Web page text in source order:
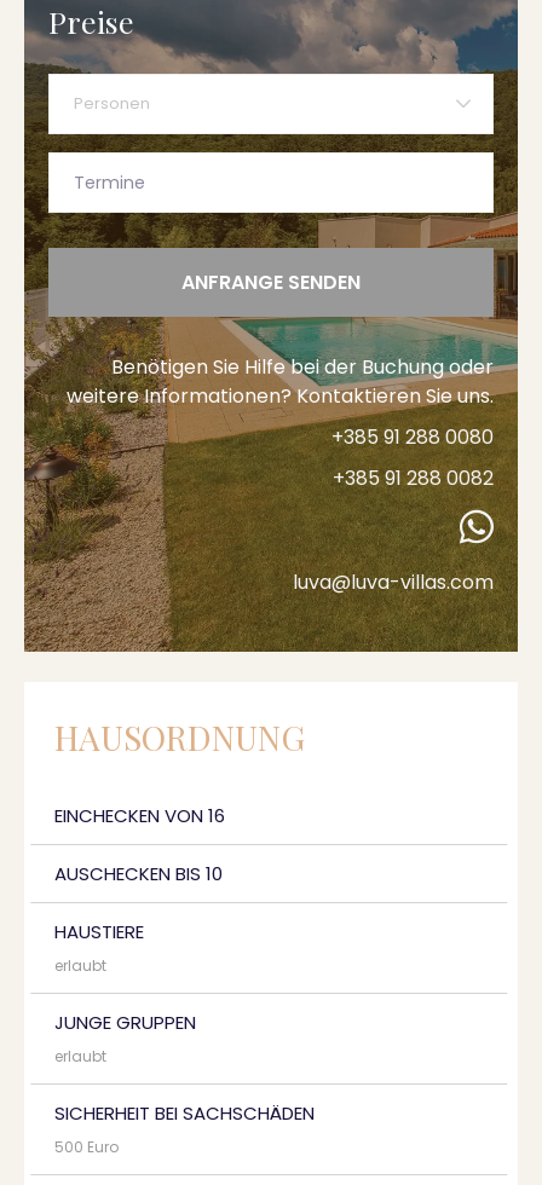
Preise
Personen
ANFRANGE SENDEN
luva@luva-villas.com
Benötigen Sie Hilfe bei der Buchung oder
weitere Informationen? Kontaktieren Sie uns.
+385 91 288 0080
+385 91 288 0082
HAUSORDNUNG
EINCHECKEN VON 16
AUSCHECKEN BIS 10
HAUSTIERE
erlaubt
JUNGE GRUPPEN
erlaubt
SICHERHEIT BEI SACHSCHÄDEN
500 Euro